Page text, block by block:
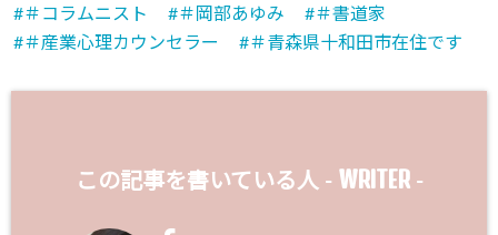
＃コラムニスト ＃岡部あゆみ
＃書道家
＃産業心理カウンセラー
＃青森県十和田市在住です
この記事を書いている人 - WRITER-